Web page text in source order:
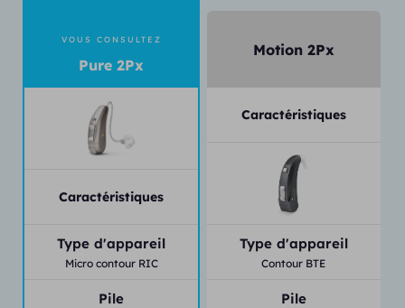
VOUS CONSULTEZ
Pure 2Px
Caractéristiques
Type d'appareil
Micro contour RIC
Pile
Motion 2Px
Caractéristiques
Type d'appareil
Contour BTE
Pile